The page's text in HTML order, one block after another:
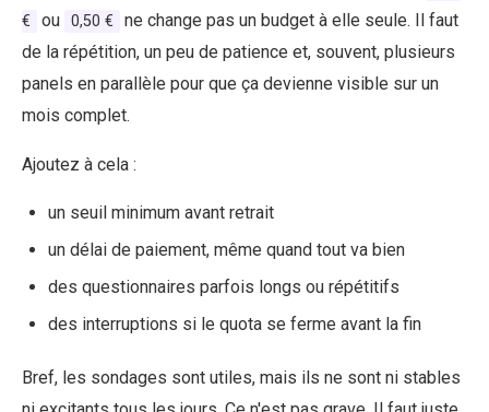
€
ou 0,50 €
ne change pas un budget à elle seule. Il faut
de la répétition, un peu de patience et, souvent, plusieurs
panels en parallèle pour que ça devienne visible sur un
mois complet.
Ajoutez à cela :
un seuil minimum avant retrait
un délai de paiement, même quand tout va bien
des questionnaires parfois longs ou répétitifs
des interruptions si le quota se ferme avant la fin
Bref, les sondages sont utiles, mais ils ne sont ni stables